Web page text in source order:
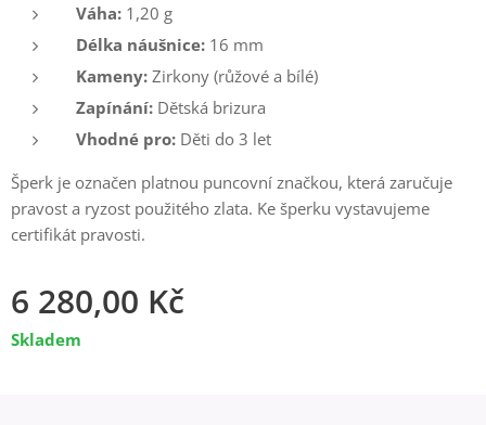
Váha: 1,20 g
Délka náušnice: 16 mm
Kameny: Zirkony (růžové a bílé)
Zapínání: Dětská brizura
Vhodné pro: Děti do 3 let
Šperk je označen platnou puncovní značkou, která zaručuje
pravost a ryzost použitého zlata. Ke šperku vystavujeme
certifikát pravosti.
6 280,00 Kč
Skladem